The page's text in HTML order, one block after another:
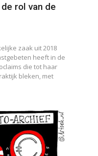
rol van de
zaak uit 2018
heeft in de
die tot haar
bleken, met